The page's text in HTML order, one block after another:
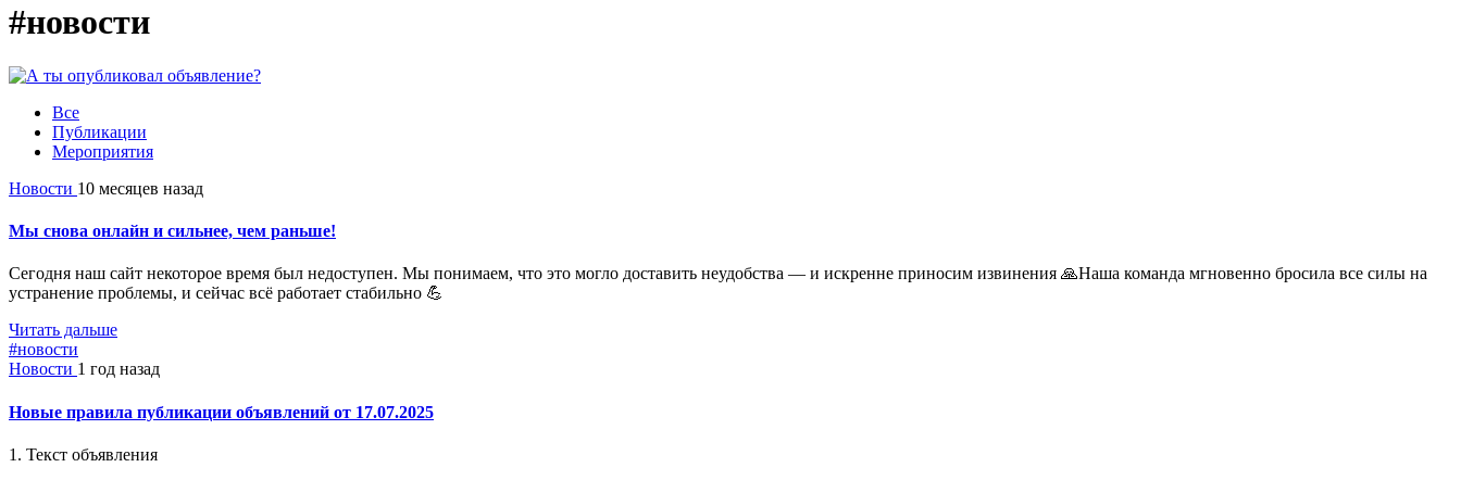
#новости
Все
Публикации
Мероприятия
Новости 10 месяцев назад
Мы снова онлайн и сильнее, чем раньше!
Сегодня наш сайт некоторое время был недоступен. Мы понимаем, что это могло доставить неудобства — и искренне приносим извинения 🙏Наша команда мгновенно бросила все силы на
устранение проблемы, и сейчас всё работает стабильно 💪
Читать дальше
#новости
Новости 1 год назад
Новые правила публикации объявлений от 17.07.2025
1. Текст объявления